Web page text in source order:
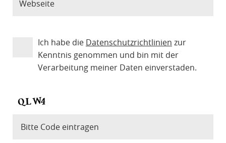
Ich habe die Datenschutzrichtlinien zur
Kenntnis genommen und bin mit der
Verarbeitung meiner Daten einverstaden.